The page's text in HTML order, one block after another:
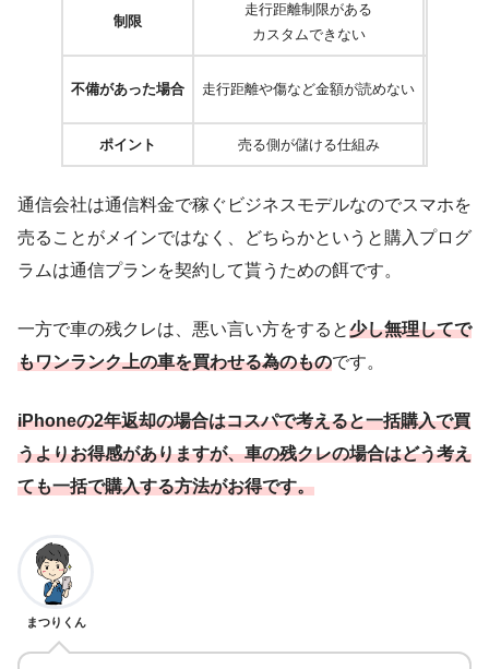
制限
走行距離制限がある
カスタムできない
不備があった場合 走行距離や傷など金額が読めない
ポイント 売る側が儲ける仕組み
通信会社は通信料金で稼ぐビジネスモデルなのでスマホを
売ることがメインではなく、どちらかというと購入プログ
ラムは通信プランを契約して貰うための餌です。
一方で車の残クレは、悪い言い方をすると少し無理してで
もワンランク上の車を買わせる為のものです。
iPhoneの2年返却の場合はコスパで考えると一括購入で買
うよりお得感がありますが、車の残クレの場合はどう考え
ても一括で購入する方法がお得です。
まつりくん